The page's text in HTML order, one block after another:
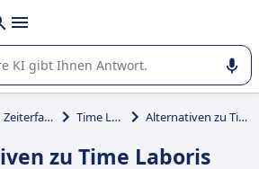
mit
Sie bei der Nutzung oder Auswahl
Zeiterfassung Time Laboris Alternativen zu Time Laboris
zu Time Laboris